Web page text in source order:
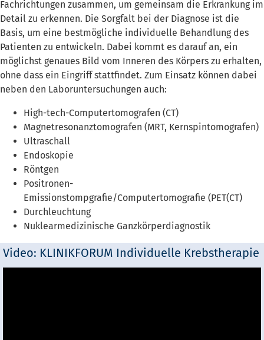
Fachrichtungen zusammen, um gemeinsam die Erkrankung im
Detail zu erkennen. Die Sorgfalt bei der Diagnose ist die
Basis, um eine bestmögliche individuelle Behandlung des
Patienten zu entwickeln. Dabei kommt es darauf an, ein
möglichst genaues Bild vom Inneren des Körpers zu erhalten,
ohne dass ein Eingriff stattfindet. Zum Einsatz können dabei
neben den Laboruntersuchungen auch:
High-tech-Computertomografen (CT)
Magnetresonanztomografen (MRT, Kernspintomografen)
Ultraschall
Endoskopie
Röntgen
Positronen-
Emissionstompgrafie/Computertomografie (PET(CT)
Durchleuchtung
Nuklearmedizinische Ganzkörperdiagnostik
Video: KLINIKFORUM Individuelle Krebstherapie